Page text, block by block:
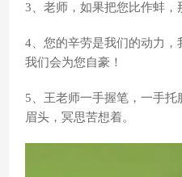
3、老师，如果把您比作蚌，
4、您的辛劳是我们的动力
我们会为您自豪！
5、王老师一手握笔，一手
眉头，冥思苦想着。